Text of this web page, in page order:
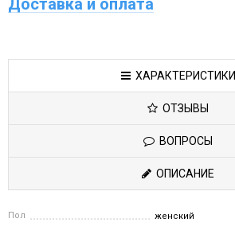
Доставка и оплата
ХАРАКТЕРИСТИКИ
ОТЗЫВЫ
ВОПРОСЫ
ОПИСАНИЕ
Пол женский